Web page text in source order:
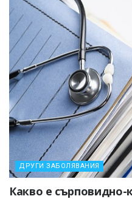
ДРУГИ ЗАБОЛЯВАНИЯ
Какво е сърповидно-